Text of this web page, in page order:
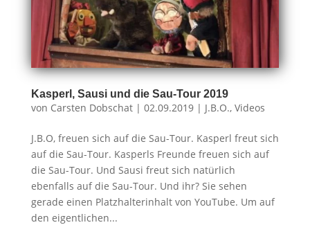
Kasperl, Sausi und die Sau-Tour 2019
von Carsten Dobschat| 02.09.2019| J.B.O., Videos
J.B.O, freuen sich auf die Sau-Tour. Kasperl freut sich
auf die Sau-Tour. Kasperls Freunde freuen sich auf
die Sau-Tour. Und Sausi freut sich natürlich
ebenfalls auf die Sau-Tour. Und ihr? Sie sehen
gerade einen Platzhalterinhalt von YouTube. Um auf
den eigentlichen...